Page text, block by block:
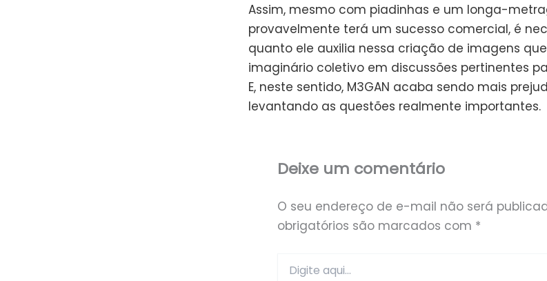
Assim, mesmo com piadinhas e um longa-
provavelmente terá um sucesso comercial, é
quanto ele auxilia nessa criação de imagens
imaginário coletivo em discussões pertinentes
E, neste sentido, M3GAN acaba sendo mais
levantando as questões realmente importantes.
Deixe um comentário
O seu endereço de e-mail não será
obrigatórios são marcados com *
aqui...